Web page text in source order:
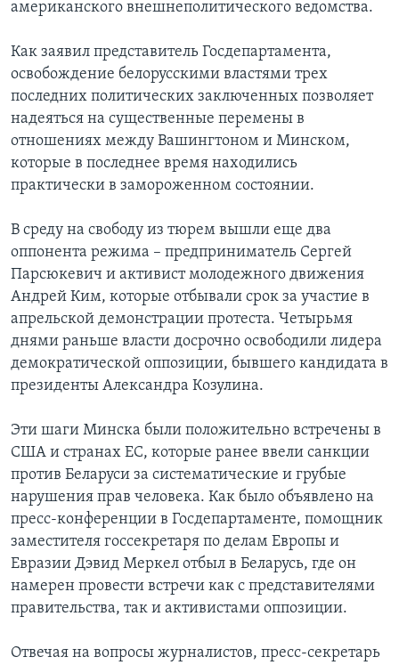
Языки
американского внешнеполитического ведомства.
Как заявил представитель Госдепартамента,
освобождение белорусскими властями трех
последних политических заключенных позволяет
надеяться на существенные перемены в
отношениях между Вашингтоном и Минском,
которые в последнее время находились
практически в замороженном состоянии.
В среду на свободу из тюрем вышли еще два
оппонента режима – предприниматель Сергей
Парсюкевич и активист молодежного движения
Андрей Ким, которые отбывали срок за участие в
апрельской демонстрации протеста. Четырьмя
днями раньше власти досрочно освободили лидера
демократической оппозиции, бывшего кандидата в
президенты Александра Козулина.
Эти шаги Минска были положительно встречены в
США и странах ЕС, которые ранее ввели санкции
против Беларуси за систематические и грубые
нарушения прав человека. Как было объявлено на
пресс-конференции в Госдепартаменте, помощник
заместителя госсекретаря по делам Европы и
Евразии Дэвид Меркел отбыл в Беларусь, где он
намерен провести встречи как с представителями
правительства, так и активистами оппозиции.
Отвечая на вопросы журналистов, пресс-секретарь